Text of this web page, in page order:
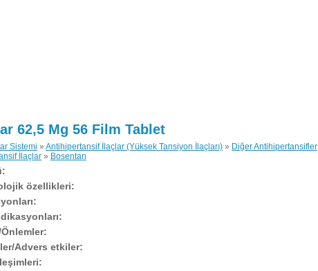
62,5 Mg 56 Film Tablet
Sistemi » Antihipertansif İlaçlar (Yüksek Tansiyon İlaçları) » Diğer Antihipertansifler
İlaçlar » Bosentan
özellikleri:
Önlemler:
Advers etkiler: